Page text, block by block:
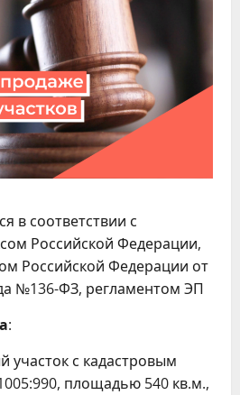
в соответствии с
Российской Федерации,
Российской Федерации от
№136-ФЗ, регламентом ЭП
:
участок с кадастровым
площадью 540 кв.м.,